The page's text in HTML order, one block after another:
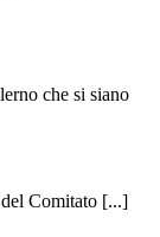
che si siano
Comitato [...]